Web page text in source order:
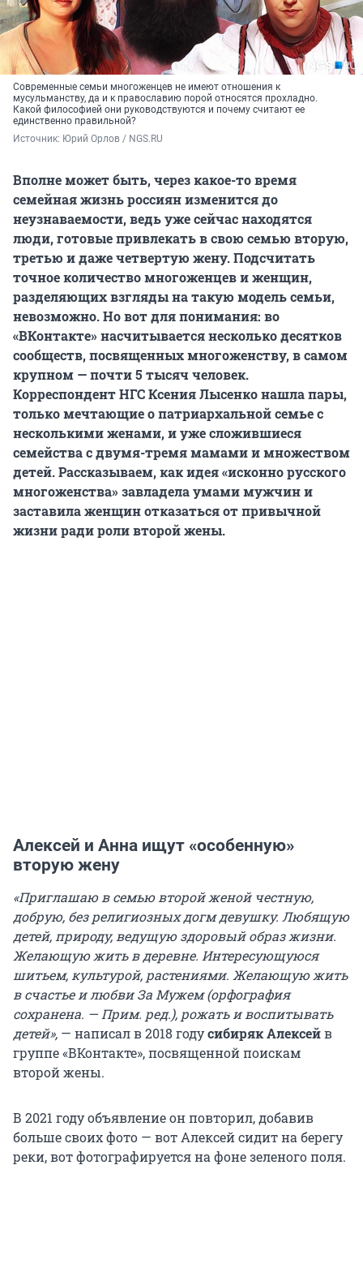
Современные семьи многоженцев не имеют отношения к
мусульманству, да и к православию порой относятся прохладно.
Какой философией они руководствуются и почему считают ее
единственно правильной?
Источник: Юрий Орлов / NGS.RU
Вполне может быть, через какое-то время
семейная жизнь россиян изменится до
неузнаваемости, ведь уже сейчас находятся
люди, готовые привлекать в свою семью вторую,
третью и даже четвертую жену. Подсчитать
точное количество многоженцев и женщин,
разделяющих взгляды на такую модель семьи,
невозможно. Но вот для понимания: во
«ВКонтакте» насчитывается несколько десятков
сообществ, посвященных многоженству, в самом
крупном — почти 5 тысяч человек.
Корреспондент НГС Ксения Лысенко нашла пары,
только мечтающие о патриархальной семье с
несколькими женами, и уже сложившиеся
семейства с двумя-тремя мамами и множеством
детей. Рассказываем, как идея «исконно русского
многоженства» завладела умами мужчин и
заставила женщин отказаться от привычной
жизни ради роли второй жены.
Алексей и Анна ищут «особенную»
вторую жену
«Приглашаю в семью второй женой честную,
добрую, без религиозных догм девушку. Любящую
детей, природу, ведущую здоровый образ жизни.
Желающую жить в деревне. Интересующуюся
шитьем, культурой, растениями. Желающую жить
в счастье и любви За Мужем (орфография
сохранена. — Прим. ред.), рожать и воспитывать
детей», — написал в 2018 годусибирякАлексейв
группе «ВКонтакте», посвященной поискам
второй жены.
В 2021 году объявление он повторил, добавив
больше своих фото — вот Алексей сидит на берегу
реки, вот фотографируется на фоне зеленого поля.